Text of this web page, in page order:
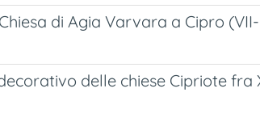
di Agia Varvara a Cipro
delle chiese Cipriote fra